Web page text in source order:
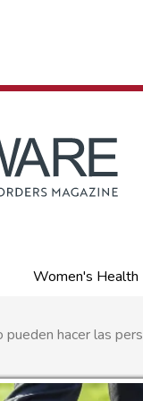
Women's Health
pueden hacer las